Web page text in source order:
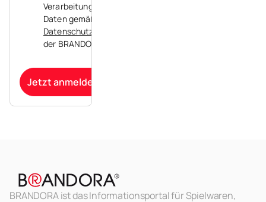
Verarbeitung meiner
Daten gemäß der
Datenschutzerklärung
der BRANDORA zu.
Jetzt anmelden
BRANDORA ist das Informationsportal für Spielwaren,